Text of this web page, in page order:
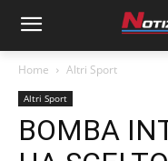
Home Altri Sport
Altri Sport
BOMBA